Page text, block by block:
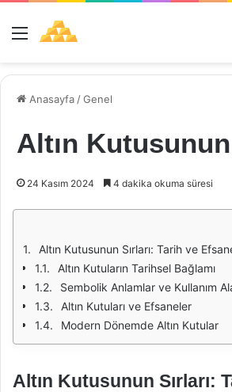
Menü
Anasayfa /Genel
Altın Kutusunun
24 Kasım 2024 4 dakika okuma süresi
Altın Kutusunun Sırları: Tarih ve
Altın Kutuların Tarihsel Bağlamı
Sembolik Anlamlar ve Kullanım
Altın Kutuları ve Efsaneler
Modern Dönemde Altın Kutular
Altın Kutusunun Sırları: